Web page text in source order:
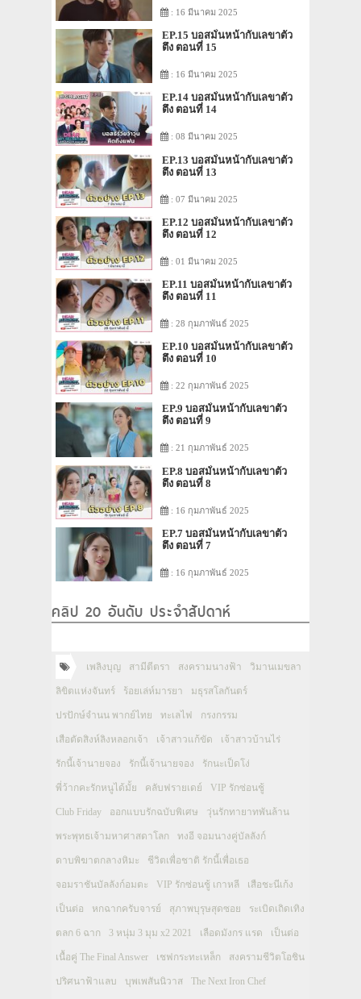
: 16 มีนาคม 2025
EP.15 บอสมั่นหน้ากับเลขาตัว
ตึง ตอนที่ 15
: 16 มีนาคม 2025
EP.14 บอสมั่นหน้ากับเลขาตัว
ตึง ตอนที่ 14
: 08 มีนาคม 2025
EP.13 บอสมั่นหน้ากับเลขาตัว
ตึง ตอนที่ 13
: 07 มีนาคม 2025
EP.12 บอสมั่นหน้ากับเลขาตัว
ตึง ตอนที่ 12
: 01 มีนาคม 2025
EP.11 บอสมั่นหน้ากับเลขาตัว
ตึง ตอนที่ 11
: 28 กุมภาพันธ์ 2025
EP.10 บอสมั่นหน้ากับเลขาตัว
ตึง ตอนที่ 10
: 22 กุมภาพันธ์ 2025
EP.9 บอสมั่นหน้ากับเลขาตัว
ตึง ตอนที่ 9
: 21 กุมภาพันธ์ 2025
EP.8 บอสมั่นหน้ากับเลขาตัว
ตึง ตอนที่ 8
: 16 กุมภาพันธ์ 2025
EP.7 บอสมั่นหน้ากับเลขาตัว
ตึง ตอนที่ 7
: 16 กุมภาพันธ์ 2025
คลิป 20 อันดับ ประจำสัปดาห์
เพลิงบุญ สามีตีตรา สงครามนางฟ้า วิมานเมขลา
ลิขิตแห่งจันทร์ ร้อยเล่ห์มารยา มธุรสโลกันตร์
ปรปักษ์จำนน พากย์ไทย ทะเลไฟ กรงกรรม
เสือตัดสิงห์ลิงหลอกเจ้า เจ้าสาวแก้ขัด เจ้าสาวบ้านไร่
รักนี้เจ้านายจอง รักนี้เจ้านายจอง รักนะเป็ดโง่
พี่ว้ากคะรักหนูได้มั้ย คลับฟรายเดย์ VIP รักซ่อนชู้
Club Friday ออกแบบรักฉบับพิเศษ วุ่นรักทายาทพันล้าน
พระพุทธเจ้ามหาศาสดาโลก ทงอี จอมนางคู่บัลลังก์
ดาบพิฆาตกลางหิมะ ชีวิตเพื่อชาติ รักนี้เพื่อเธอ
จอมราชันบัลลังก์อมตะ VIP รักซ่อนชู้ เกาหลี เสือชะนีเก้ง
เป็นต่อ หกฉากครับจารย์ สุภาพบุรุษสุดซอย ระเบิดเถิดเทิง
ตลก 6 ฉาก 3 หนุ่ม 3 มุม x2 2021 เลือดมังกร แรด เป็นต่อ
เนื้อคู่ The Final Answer เชฟกระทะเหล็ก สงครามชีวิตโอชิน
ปริศนาฟ้าแลบ บุพเพสันนิวาส The Next Iron Chef